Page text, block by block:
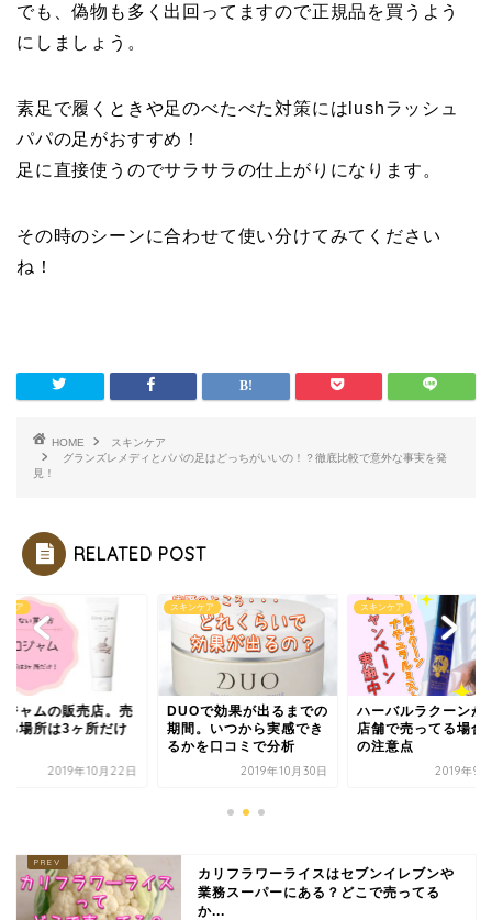
でも、偽物も多く出回ってますので正規品を買うよう
にしましょう。
素足で履くときや足のべたべた対策にはlushラッシュ
パパの足がおすすめ！
足に直接使うのでサラサラの仕上がりになります。
その時のシーンに合わせて使い分けてみてください
ね！
HOME
スキンケア
グランズレメディとパパの足はどっちがいいの！？徹底比較で意外な事実を発
見！
RELATED POST
ケア
ジャムの販売店。売
る場所は3ヶ所だけ
2019年10月22日
スキンケア
DUOで効果が出るまでの
期間。いつから実感でき
るかを口コミで分析
2019年10月30日
スキンケア
ハーバルラクーンが
店舗で売ってる場合
の注意点
2019年9
カリフラワーライスはセブンイレブンや
業務スーパーにある？どこで売ってる
か...